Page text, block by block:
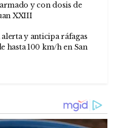
y con dosis de
XXIII
y anticipa ráfagas
hasta 100 km/h en San